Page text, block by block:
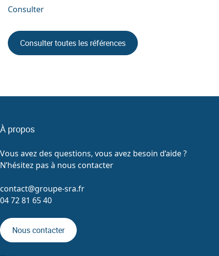
a choisi de faire évoluer son système d’information
parcours de cette entreprise innovante, […]
Consulter
Consulter toutes les références
À propos
Vous avez des questions, vous avez besoin d’aide ?
N’hésitez pas à nous contacter
contact@groupe-sra.fr
04 72 81 65 40
Nous contacter